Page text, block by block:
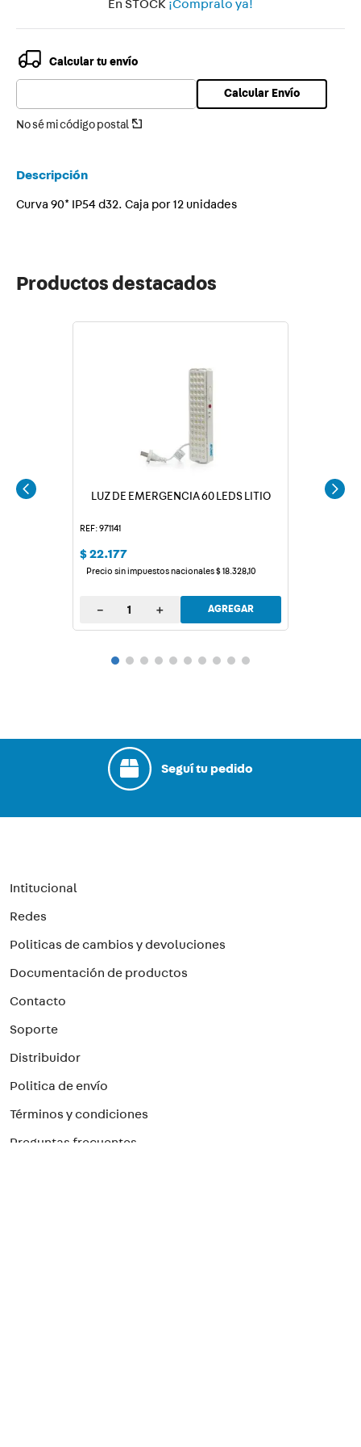
En STOCK ¡Compralo ya!
Calcular tu envío
No sé mi código postal
Calcular Envío
Descripción
Curva 90* IP54 d32. Caja por 12 unidades
Productos destacados
LUZ DE EMERGENCIA 60 LEDS LITIO
REF: 971141
$22.177
Precio sin impuestos nacionales$18 328,10
＋
－ AGREGAR
Seguí tu pedido
Intitucional
Redes
Politicas de cambios y devoluciones
Documentación de productos
Contacto
Soporte
Distribuidor
Politica de envío
Términos y condiciones
Preguntas frecuentes
10.